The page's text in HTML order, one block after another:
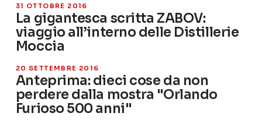
31 OTTOBRE 2016
La gigantesca scritta ZABOV:
viaggio all’interno delle Distillerie
Moccia
20 SETTEMBRE 2016
Anteprima: dieci cose da non
perdere dalla mostra "Orlando
Furioso 500 anni"